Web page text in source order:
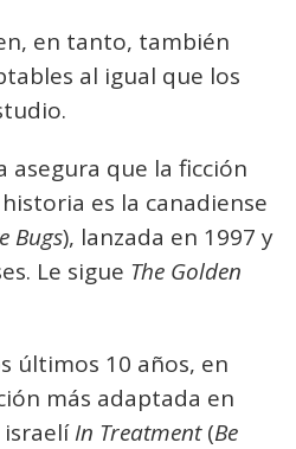
en tanto, también
al igual que los
asegura que la ficción
es la canadiense
Bugs), lanzada en 1997 y
Le sigue The Golden
últimos 10 años, en
más adaptada en
In Treatment(Be